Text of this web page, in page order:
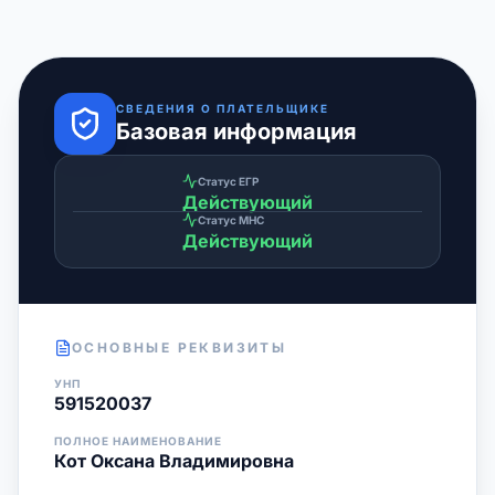
СВЕДЕНИЯ О ПЛАТЕЛЬЩИКЕ
Базовая информация
Статус ЕГР
Действующий
Статус МНС
Действующий
ОСНОВНЫЕ РЕКВИЗИТЫ
УНП
591520037
ПОЛНОЕ НАИМЕНОВАНИЕ
Кот Оксана Владимировна